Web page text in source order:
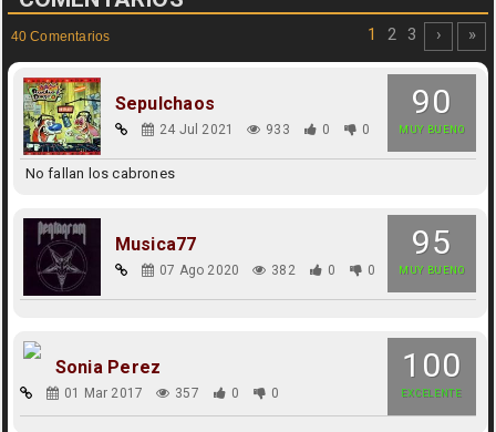
40 Comentarios 1 2 3 › »
90
MUY BUENO
Sepulchaos
24 Jul 2021 933 0 0
No fallan los cabrones
95
MUY BUENO
Musica77
07 Ago 2020 382 0 0
100
EXCELENTE
Sonia Perez
01 Mar 2017 357 0 0